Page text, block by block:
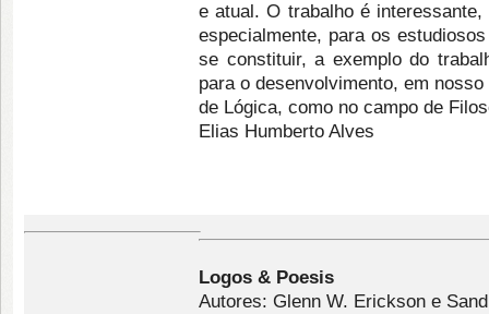
e atual. O trabalho é
especialmente, para os
se constituir, a exemplo do
para o desenvolvimento, em
de Lógica, como no campo de
Elias Humberto Alves
Logos & Poesis
Autores: Glenn W. Erickson e